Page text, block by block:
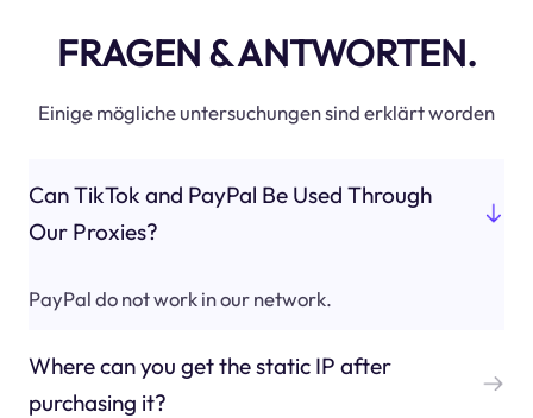
FRAGEN & ANTWORTEN.
Einige mögliche untersuchungen sind erklärt worden
Can TikTok and PayPal Be Used Through
Our Proxies?
PayPal do not work in our network.
Where can you get the static IP after
purchasing it?